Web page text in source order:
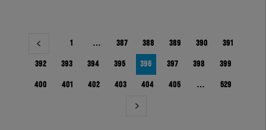
Berichtnavigatie
1 … 387 388 389 390 391
392 393 394 395 396 397 398 399
400 401 402 403 404 405 … 529